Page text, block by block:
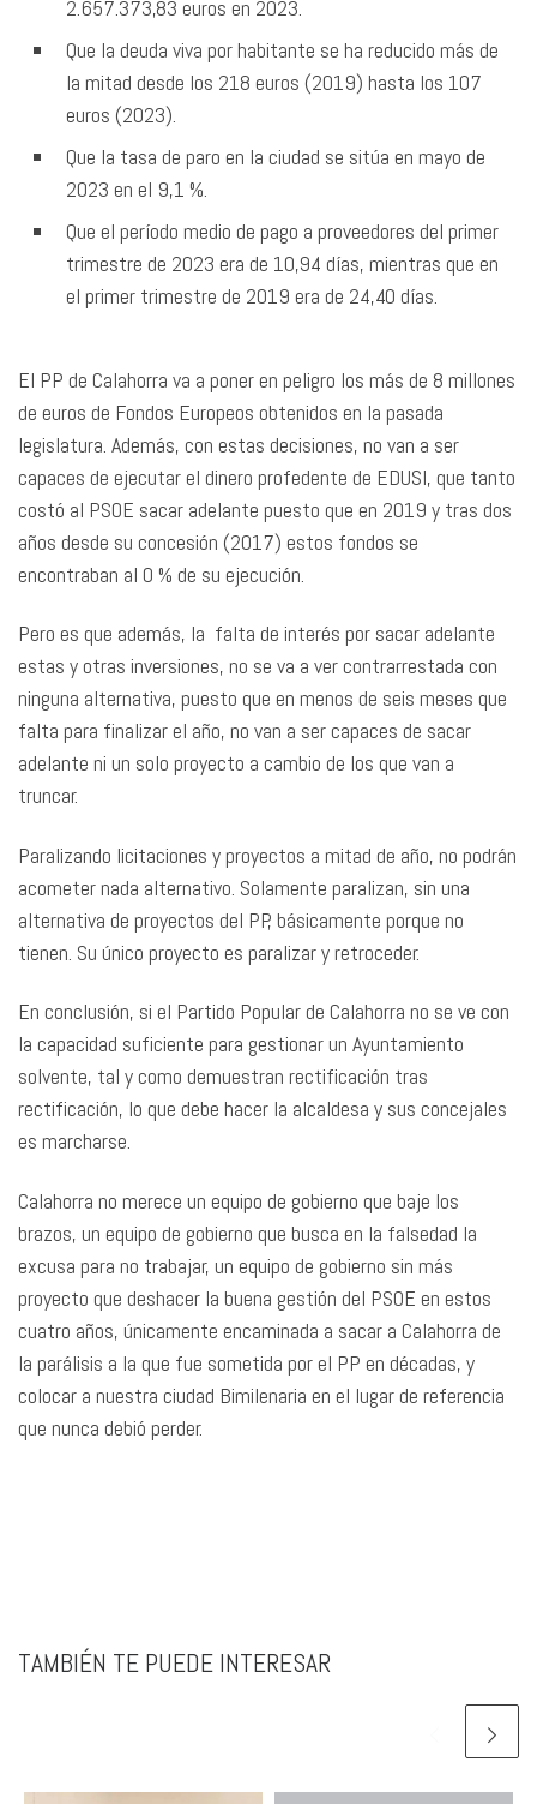
2.657.373,83 euros en 2023.
Que la deuda viva por habitante se ha reducido más de
la mitad desde los 218 euros (2019) hasta los 107
euros (2023).
Que la tasa de paro en la ciudad se sitúa en mayo de
2023 en el 9,1 %.
Que el período medio de pago a proveedores del primer
trimestre de 2023 era de 10,94 días, mientras que en
el primer trimestre de 2019 era de 24,40 días.
El PP de Calahorra va a poner en peligro los más de 8 millones
de euros de Fondos Europeos obtenidos en la pasada
legislatura. Además, con estas decisiones, no van a ser
capaces de ejecutar el dinero profedente de EDUSI, que tanto
costó al PSOE sacar adelante puesto que en 2019 y tras dos
años desde su concesión (2017) estos fondos se
encontraban al 0 % de su ejecución.
Pero es que además, la falta de interés por sacar adelante
estas y otras inversiones, no se va a ver contrarrestada con
ninguna alternativa, puesto que en menos de seis meses que
falta para finalizar el año, no van a ser capaces de sacar
adelante ni un solo proyecto a cambio de los que van a
truncar.
Paralizando licitaciones y proyectos a mitad de año, no podrán
acometer nada alternativo. Solamente paralizan, sin una
alternativa de proyectos del PP, básicamente porque no
tienen. Su único proyecto es paralizar y retroceder.
En conclusión, si el Partido Popular de Calahorra no se ve con
la capacidad suficiente para gestionar un Ayuntamiento
solvente, tal y como demuestran rectificación tras
rectificación, lo que debe hacer la alcaldesa y sus concejales
es marcharse.
Calahorra no merece un equipo de gobierno que baje los
brazos, un equipo de gobierno que busca en la falsedad la
excusa para no trabajar, un equipo de gobierno sin más
proyecto que deshacer la buena gestión del PSOE en estos
cuatro años, únicamente encaminada a sacar a Calahorra de
la parálisis a la que fue sometida por el PP en décadas, y
colocar a nuestra ciudad Bimilenaria en el lugar de referencia
que nunca debió perder.
TAMBIÉN TE PUEDE INTERESAR